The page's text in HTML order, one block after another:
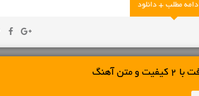
مطلب + دانلود
آهنگ